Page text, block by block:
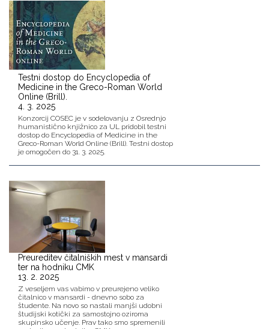
Testni dostop do Encyclopedia of
Medicine in the Greco-Roman World
Online (Brill).
4. 3. 2025
Konzorcij COSEC je v sodelovanju z Osrednjo
humanistično knjižnico za UL pridobil testni
dostop do Encyclopedia of Medicine in the
Greco-Roman World Online (Brill). Testni dostop
je omogočen do 31. 3. 2025.
Preureditev čitalniških mest v mansardi
ter na hodniku CMK
13. 2. 2025
Z veseljem vas vabimo v preurejeno veliko
čitalnico v mansardi - dnevno sobo za
študente. Na novo so nastali manjši udobni
študijski kotički za samostojno oziroma
skupinsko učenje. Prav tako smo spremenili